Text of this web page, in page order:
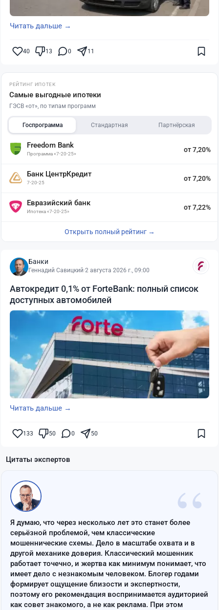
Читать дальше →
40 13 0 11
РЕЙТИНГ ИПОТЕК
Самые выгодные ипотеки
ГЭСВ «от», по типам программ
Госпрограмма Стандартная Партнёрская
Freedom Bank
Программа «7-20-25»
от 7,20%
Банк ЦентрКредит
7-20-25
от 7,20%
Евразийский банк
Ипотека «7-20-25»
от 7,22%
Открыть полный рейтинг →
Банки
Геннадий Савицкий·2 августа 2026 г., 09:00
Автокредит 0,1% от ForteBank: полный список
доступных автомобилей
Читать дальше →
133 50 0 50
Цитаты экспертов
“
Я думаю, что через несколько лет это станет более
серьёзной проблемой, чем классические
мошеннические схемы. Дело в масштабе охвата и в
другой механике доверия. Классический мошенник
работает точечно, и жертва как минимум понимает, что
имеет дело с незнакомым человеком. Блогер годами
формирует ощущение близости и экспертности,
поэтому его рекомендация воспринимается аудиторией
как совет знакомого, а не как реклама. При этом